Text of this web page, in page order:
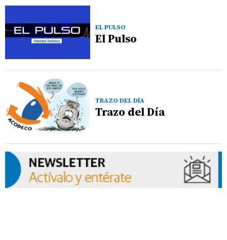
EL PULSO
El Pulso
TRAZO DEL DÍA
Trazo del Día